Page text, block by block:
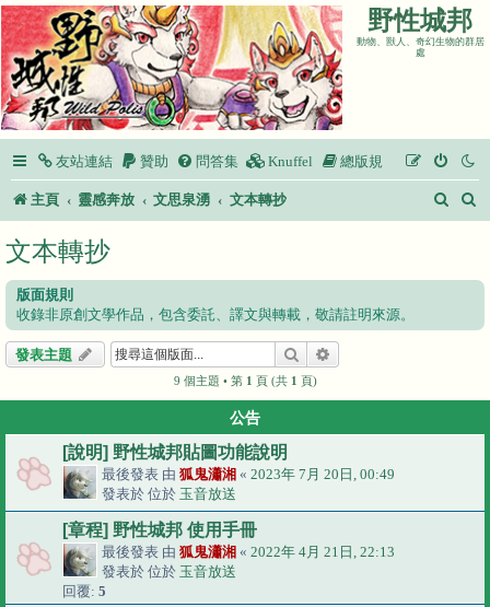
野性城邦
動物、獸人、奇幻生物的群居
處
友站連結 贊助 問答集 Knuffel 總版規
主頁 靈感奔放 文思泉湧 文本轉抄
搜
文本轉抄
版面規則
收錄非原創文學作品，包含委託、譯文與轉載，敬請註明來源。
發表主題 搜尋
9 個主題 • 第 1 頁 (共 1 頁)
公告
[說明] 野性城邦貼圖功能說明
最後發表 由 狐鬼瀟湘 « 2023年 7月 20日, 00:49
發表於 位於 玉音放送
[章程] 野性城邦 使用手冊
最後發表 由 狐鬼瀟湘 « 2022年 4月 21日, 22:13
發表於 位於 玉音放送
回覆: 5